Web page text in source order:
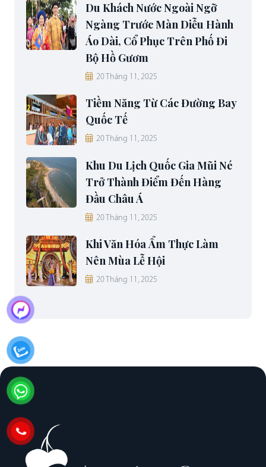
Du Khách Nước Ngoài Ngỡ
Ngàng Trước Màn Diễu Hành
Áo Dài, Cổ Phục Trên Phố Đi
Bộ Hồ Gươm
20 Tháng 11, 2025
Tiềm Năng Từ Các Đường Bay
Quốc Tế
20 Tháng 11, 2025
Khu Du Lịch Quốc Gia Mũi Né
Trở Thành Điểm Đến Hàng
Đầu Châu Á
20 Tháng 11, 2025
Khi Văn Hóa Ẩm Thực Làm
Nên Mùa Lễ Hội
20 Tháng 11, 2025